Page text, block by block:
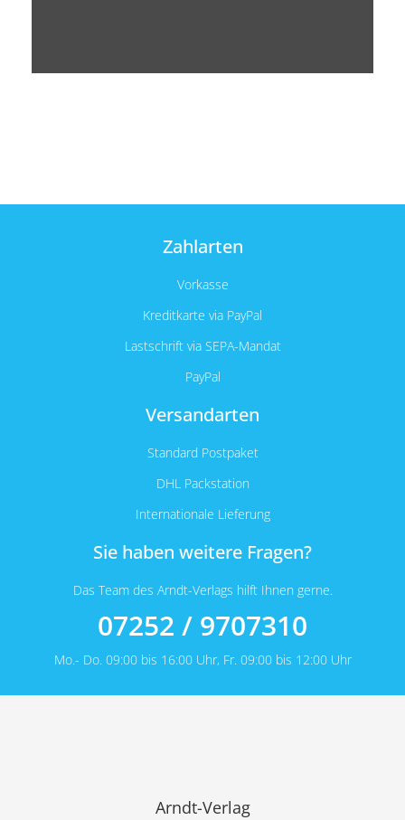
Zahlarten
Vorkasse
Kreditkarte via PayPal
Lastschrift via SEPA-Mandat
PayPal
Versandarten
Standard Postpaket
DHL Packstation
Internationale Lieferung
Sie haben weitere Fragen?
Das Team des Arndt-Verlags hilft Ihnen gerne.
07252 / 9707310
Mo.- Do. 09:00 bis 16:00 Uhr, Fr. 09:00 bis 12:00 Uhr
Arndt-Verlag